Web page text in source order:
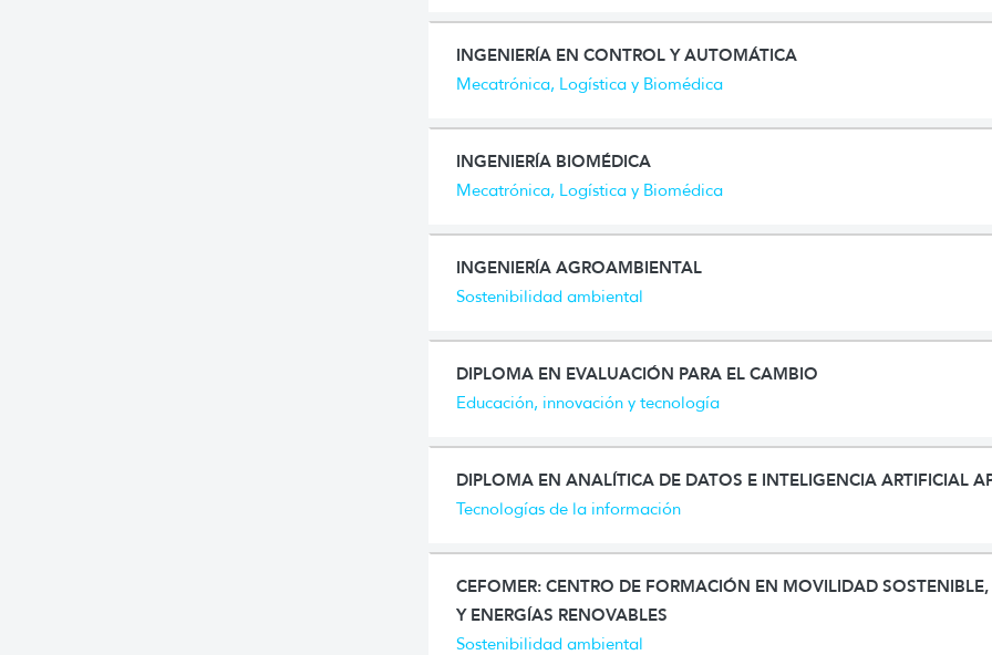
INGENIERÍA EN CONTROL Y AUTOMÁTICA
Mecatrónica, Logística y Biomédica
INGENIERÍA BIOMÉDICA
Mecatrónica, Logística y Biomédica
INGENIERÍA AGROAMBIENTAL
Sostenibilidad ambiental
DIPLOMA EN EVALUACIÓN PARA EL CAMBIO
Educación, innovación y tecnología
DIPLOMA EN ANALÍTICA DE DATOS E INTELIGENCIA ARTIFICIAL
Tecnologías de la información
CEFOMER: CENTRO DE FORMACIÓN EN MOVILIDAD
Y ENERGÍAS RENOVABLES
Sostenibilidad ambiental